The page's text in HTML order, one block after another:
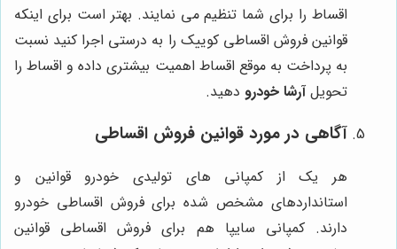
اقساط را برای شما تنظیم می نمایند. بهتر است برای اینکه
قوانین فروش اقساطی کوییک را به درستی اجرا کنید نسبت
به پرداخت به موقع اقساط اهمیت بیشتری داده و اقساط را
تحویلآرشا خودرو دهید.
آگاهی در مورد قوانین فروش اقساطی
هر یک از کمپانی های تولیدی خودرو قوانین و
استانداردهای مشخص شده برای فروش اقساطی خودرو
دارند. کمپانی سایپا هم برای فروش اقساطی قوانین